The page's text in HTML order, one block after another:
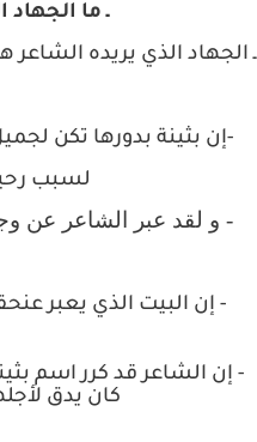
ـ ما
ـ الجهاد الذي يريده
-إن بثينة بدورها تكن
لسبب
- و لقد عبر الشاعر عن
- إن البيت الذي يعبر
- إن الشاعر قد كرر اسم
كان يدق